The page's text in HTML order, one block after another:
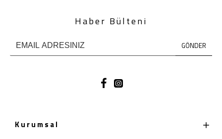
Haber Bülteni
GÖNDER
Kurumsal